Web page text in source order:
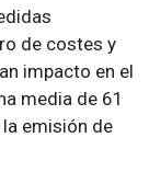
de costes y
impacto en el
media de 61
emisión de